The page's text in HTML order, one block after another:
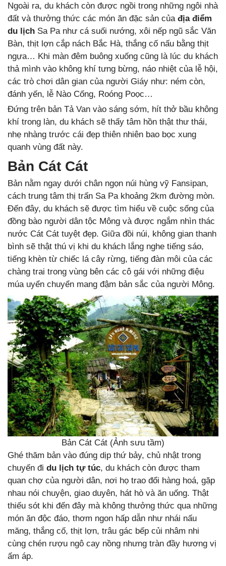
Ngoài ra, du khách còn được ngồi trong những ngôi nhà
đất và thưởng thức các món ăn đặc sản của địa điểm
du lịch Sa Pa như cá suối nướng, xôi nếp ngũ sắc Văn
Bàn, thịt lợn cắp nách Bắc Hà, thắng cố nấu bằng thịt
ngựa… Khi màn đêm buông xuống cũng là lúc du khách
thả mình vào không khí tưng bừng, náo nhiệt của lễ hội,
các trò chơi dân gian của người Giáy như: ném còn,
đánh yến, lễ Nào Cống, Roóng Poọc…
Đứng trên bản Tả Van vào sáng sớm, hít thở bầu không
khí trong làn, du khách sẽ thấy tâm hồn thật thư thái,
nhẹ nhàng trước cái đẹp thiên nhiên bao bọc xung
quanh vùng đất này.
Bản Cát Cát
Bản nằm ngay dưới chân ngọn núi hùng vỹ Fansipan,
cách trung tâm thị trấn Sa Pa khoảng 2km đường mòn.
Đến đây, du khách sẽ được tìm hiểu về cuộc sống của
đồng bào người dân tộc Mông và được ngắm nhìn thác
nước Cát Cát tuyệt đẹp. Giữa đồi núi, không gian thanh
bình sẽ thật thú vị khi du khách lắng nghe tiếng sáo,
tiếng khèn từ chiếc lá cây rừng, tiếng đàn môi của các
chàng trai trong vùng bên các cô gái với những điệu
múa uyển chuyển mang đậm bản sắc của người Mông.
Bản Cát Cát (Ảnh sưu tầm)
Ghé thăm bản vào đúng dịp thứ bảy, chủ nhật trong
chuyến đi du lịch tự túc, du khách còn được tham
quan chợ của người dân, nơi họ trao đổi hàng hoá, gặp
nhau nói chuyện, giao duyên, hát hò và ăn uống. Thật
thiếu sót khi đến đây mà không thưởng thức qua những
món ăn độc đáo, thơm ngon hấp dẫn như nhái nấu
măng, thắng cố, thịt lợn, trâu gác bếp củi nhâm nhi
cùng chén rượu ngô cay nồng nhưng tràn đầy hương vị
ấm áp.